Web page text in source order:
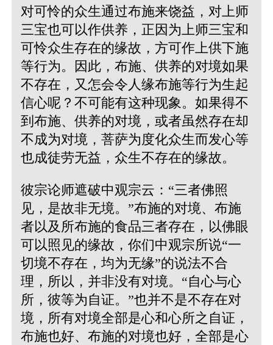
对可怜的众生通过布施来饶益，对上师
三宝也可以作供养，正因为上师三宝和
可怜众生存在的缘故，方可作上供下施
等行为。因此，布施、供养的对境如果
不存在，又怎会令人缘布施等行为生起
信心呢？不可能有这种现象。如果得不
到布施、供养的对境，或者虽然存在却
不成为对境，菩萨为度化众生而发心等
也成徒劳无益，众生不存在的缘故。
彼宗论师遮破中观宗云：“三者佛照
见，是故非无境。”布施的对境、布施
者以及所布施的食品三者存在，以佛眼
可以照见的缘故，你们中观宗所说“一
切境不存在，均为无缘”的说法不合
理，所以，并非没有对境。“自心与心
所，彼等为自证。”也并不是不存在对
境，所有对境全部是心和心所之自证，
布施也好、布施的对境也好，全部是心